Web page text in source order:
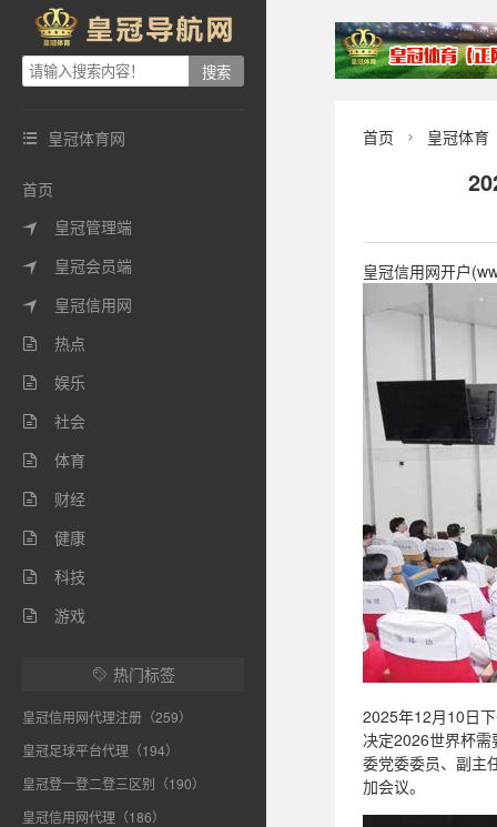
 皇冠体育网
首页
 皇冠管理端
 皇冠会员端
 皇冠信用网
 热点
 娱乐
 社会
 体育
 财经
 健康
 科技
 游戏
 热门标签
皇冠信用网代理注册（259）
皇冠足球平台代理（194）
皇冠登一登二登三区别（190）
皇冠信用网代理（186）
首页  皇冠体育
皇冠信用网开户
2025年12月10日
决定2026世界杯
委党委委员、副主
加会议。